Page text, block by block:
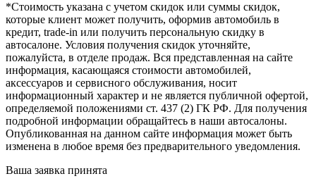
*Стоимость указана с учетом скидок или суммы скидок,
которые клиент может получить, оформив автомобиль в
кредит, trade-in или получить персональную скидку в
автосалоне. Условия получения скидок уточняйте,
пожалуйста, в отделе продаж. Вся представленная на сайте
информация, касающаяся стоимости автомобилей,
аксессуаров и сервисного обслуживания, носит
информационный характер и не является публичной офертой,
определяемой положениями ст. 437 (2) ГК РФ. Для получения
подробной информации обращайтесь в наши автосалоны.
Опубликованная на данном сайте информация может быть
изменена в любое время без предварительного уведомления.
Ваша заявка принята